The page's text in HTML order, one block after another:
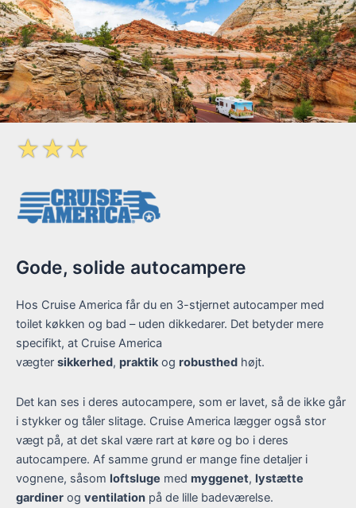
☆☆☆
Gode, solide autocampere
Hos Cruise America får du en 3-stjernet autocamper med
toilet køkken og bad – uden dikkedarer. Det betyder mere
specifikt, at Cruise America
vægter sikkerhed, praktikog robusthed højt.
Det kan ses i deres autocampere, som er lavet, så de ikke går
i stykker og tåler slitage. Cruise America lægger også stor
vægt på, at det skal være rart at køre og bo i deres
autocampere. Af samme grund er mange fine detaljer i
vognene, såsom loftsluge med myggenet, lystætte
gardiner og ventilation på de lille badeværelse.